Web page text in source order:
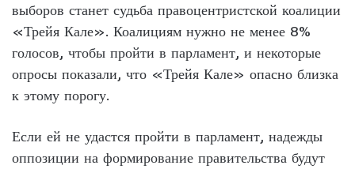
выборов станет судьба правоцентристской коалиции
«Трейя Кале». Коалициям нужно не менее 8%
голосов, чтобы пройти в парламент, и некоторые
опросы показали, что «Трейя Кале» опасно близка
к этому порогу.
Если ей не удастся пройти в парламент, надежды
оппозиции на формирование правительства будут